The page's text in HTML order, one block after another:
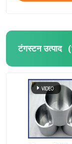
टंगस्टन उत्पाद